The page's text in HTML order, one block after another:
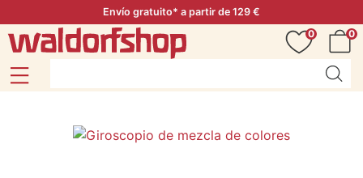
Envío gratuito* a partir de 129 €
0
0